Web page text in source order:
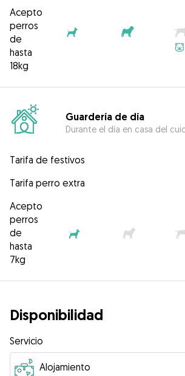
Acepto
perros
de
hasta
18kg
Guardería de día
Durante el día en casa del
Tarifa de festivos
Tarifa perro extra
Acepto
perros
de
hasta
7kg
Disponibilidad
Servicio